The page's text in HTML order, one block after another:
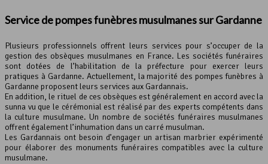
Service depompes funèbresmusulmanes sur Gardanne
Plusieurs professionnels offrent leurs services pour s’occuper de la
gestion des obsèques musulmanes en France. Les sociétés funéraires
sont dotées de l’habilitation de la préfecture pour exercer leurs
pratiques à Gardanne. Actuellement, la majorité des pompes funèbres à
Gardanne proposent leurs services aux Gardannais.
En addition, le rituel de ces obsèques est généralement en accord avec la
sunna vu que le cérémonial est réalisé par des experts compétents dans
la culture musulmane. Un nombre de sociétés funéraires musulmanes
offrent également l’inhumation dans un carré musulman.
Les Gardannais ont besoin d’engager un artisan marbrier expérimenté
pour élaborer des monuments funéraires compatibles avec la culture
musulmane.